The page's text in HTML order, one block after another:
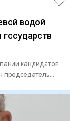
водой
государств
кандидатов
председатель